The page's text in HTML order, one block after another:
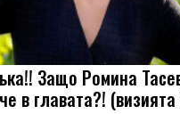
Защо Ромина
в главата?!